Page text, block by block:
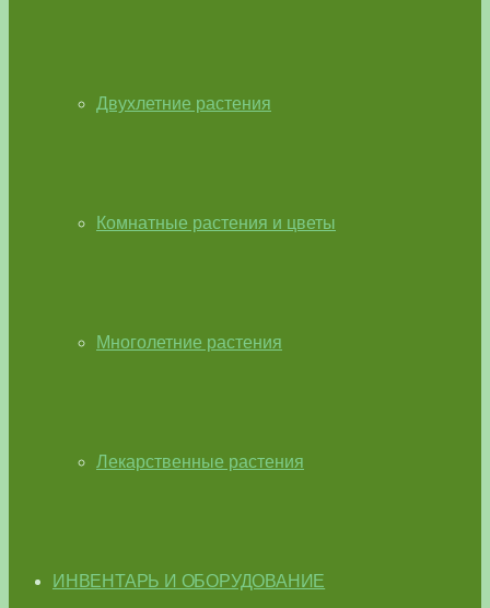
Двухлетние растения
Комнатные растения и цветы
Многолетние растения
Лекарственные растения
ИНВЕНТАРЬ И ОБОРУДОВАНИЕ